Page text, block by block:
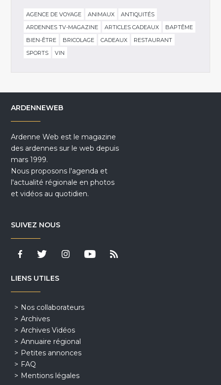
AGENCE DE VOYAGE ANIMAUX
ANTIQUITÉS
ARDENNES TV-MAGAZINE
ARTICLES CADEAUX
BAPTÊME
BIEN-ÊTRE
BRICOLAGE CADEAUX
RESTAURANT
SPORTS
VIN
ARDENNEWEB
Ardenne Web est le magazine
des ardennes sur le web depuis
mars 1999.
Nous proposons l'agenda et
l'actualité régionale en photos
et vidéos au quotidien.
SUIVEZ NOUS
LIENS UTILES
Nos collaborateurs
Archives
Archives Vidéos
Annuaire régional
Petites annonces
FAQ
Mentions légales